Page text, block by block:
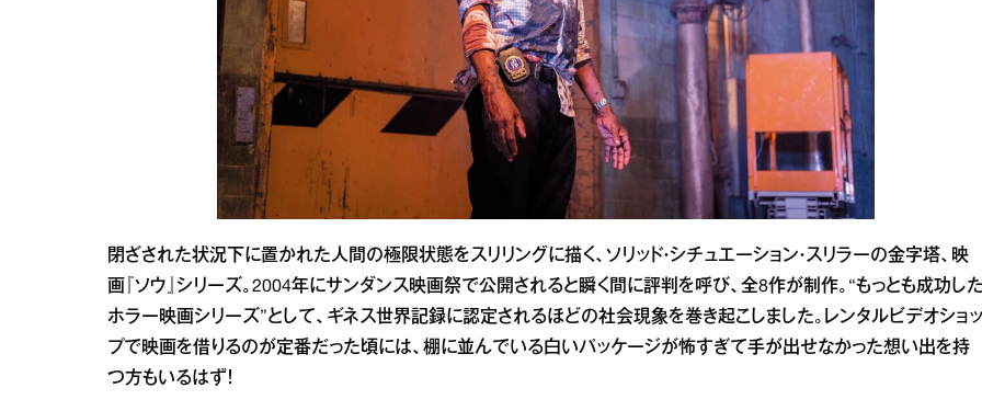
閉ざされた状況下に置かれた人間の極限状態をスリリングに描く、ソリッド・シチュエーション・スリラーの金字塔、映
画『ソウ』シリーズ。2004年にサンダンス映画祭で公開されると瞬く間に評判を呼び、全8作が制作。“もっとも成功し
ホラー映画シリーズ”として、ギネス世界記録に認定されるほどの社会現象を巻き起こしました。レンタルビデオショッ
プで映画を借りるのが定番だった頃には、棚に並んでいる白いパッケージが怖すぎて手が出せなかった想い出を持
つ方もいるはず！